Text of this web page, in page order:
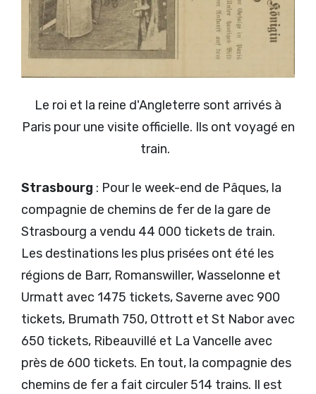
Le roi et la reine d'Angleterre sont arrivés à
Paris pour une visite officielle. Ils ont voyagé en
train.
Strasbourg : Pour le week-end de Pâques, la
compagnie de chemins de fer de la gare de
Strasbourg a vendu 44 000 tickets de train.
Les destinations les plus prisées ont été les
régions de Barr, Romanswiller, Wasselonne et
Urmatt avec 1475 tickets, Saverne avec 900
tickets, Brumath 750, Ottrott et St Nabor avec
650 tickets, Ribeauvillé et La Vancelle avec
près de 600 tickets. En tout, la compagnie des
chemins de fer a fait circuler 514 trains. Il est